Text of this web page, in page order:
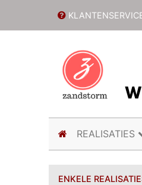
(current)
REALISATIES
ENKELE